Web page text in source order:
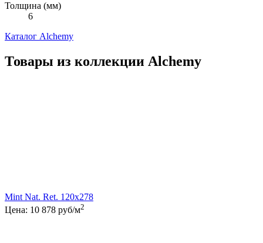
Толщина (мм)
6
Каталог Alchemy
Товары из коллекции Alchemy
Mint Nat. Ret. 120x278
Цена: 10 878 руб/м2